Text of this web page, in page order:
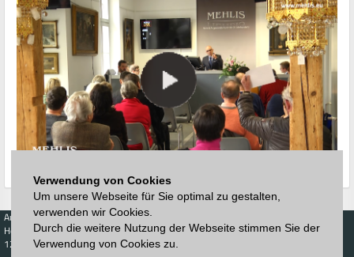
Verwendung von Cookies
Um unsere Webseite für Sie optimal zu gestalten,
verwenden wir Cookies.
Durch die weitere Nutzung der Webseite stimmen Sie der
Verwendung von Cookies zu.
Auktionen
Höchstzuschläge
123. Auktion
Kaufen
Kalender
Höchstzuschläge